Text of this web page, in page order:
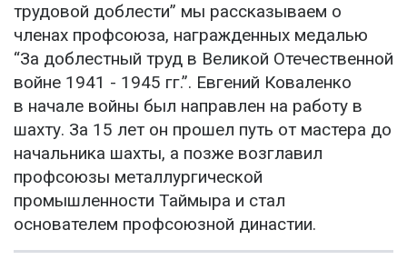
трудовой доблести” мы рассказываем о
членах профсоюза, награжденных медалью
“За доблестный труд в Великой Отечественной
войне 1941 - 1945 гг.”. Евгений Коваленко
в начале войны был направлен на работу в
шахту. За 15 лет он прошел путь от мастера до
начальника шахты, а позже возглавил
профсоюзы металлургической
промышленности Таймыра и стал
основателем профсоюзной династии.